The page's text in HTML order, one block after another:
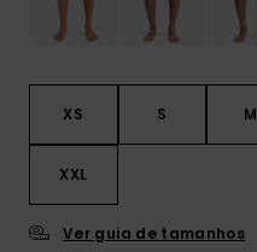
XS S M
XXL
Ver guia de tamanhos